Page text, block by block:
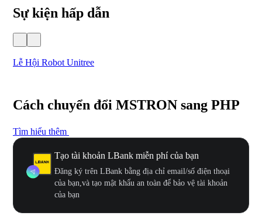
Sự kiện hấp dẫn
Lễ Hội Robot Unitree
Cách chuyển đổi MSTRON sang PHP
Tìm hiểu thêm
Tạo tài khoản LBank miễn phí của bạn
Đăng ký trên LBank bằng địa chỉ email/số điện thoại
của bạn,và tạo mật khẩu an toàn để bảo vệ tài khoản
của bạn